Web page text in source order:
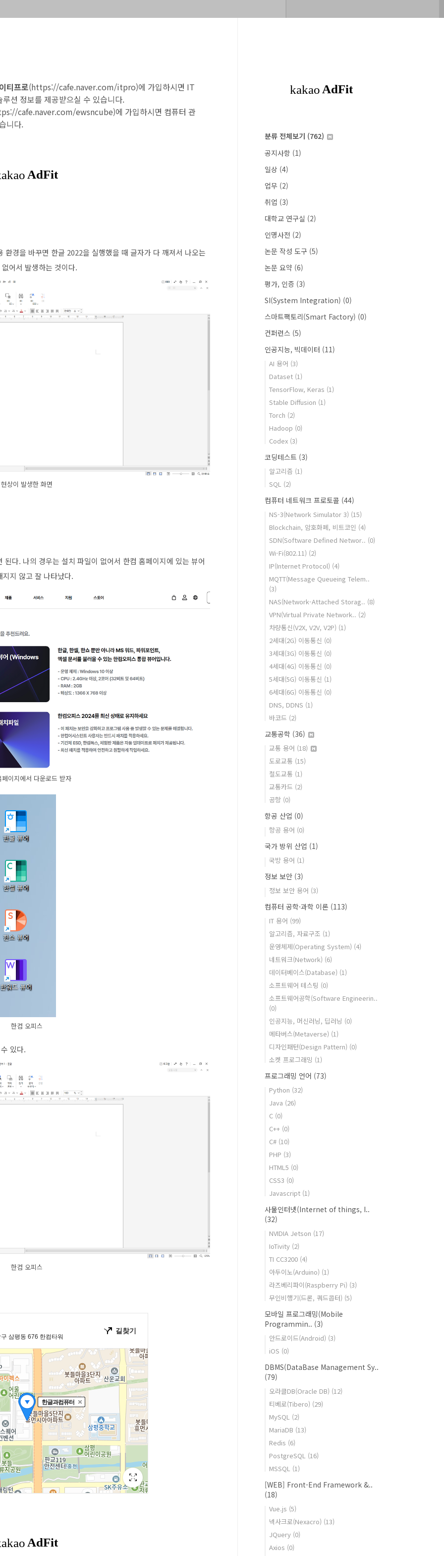
티프로(https://cafe.naver.com/itpro)에 가입하시면 IT
션 정보를 제공받으실 수 있습니다.
cafe.naver.com/ewsncube)에 가입하시면 컴퓨터 관
니다.
경을 바꾸면 한글 2022을 실행했을 때 글자가 다 깨져서 나오는
어서 발생하는 것이다.
현상이 발생한 화면
다. 나의 경우는 설치 파일이 없어서 한컴 홈페이지에 있는 뷰어
지 않고 잘 나타났다.
이지에서 다운로드 받자
한컴 오피스
있다.
한컴 오피스
분류 전체보기 (762)
공지사항 (1)
일상 (4)
업무 (2)
취업 (3)
대학교 연구실 (2)
인명사전 (2)
논문 작성 도구 (5)
논문 요약 (6)
평가, 인증 (3)
SI(System Integration) (0)
스마트팩토리(Smart Factory) (0)
컨퍼런스 (5)
인공지능, 빅데이터 (11)
AI 용어 (3)
Dataset (1)
TensorFlow, Keras (1)
Stable Diffusion (1)
Torch (2)
Hadoop (0)
Codex (3)
코딩테스트 (3)
알고리즘 (1)
SQL (2)
컴퓨터 네트워크 프로토콜 (44)
NS-3(Network Simulator 3) (15)
Blockchain, 암호화폐, 비트코인 (4)
SDN(Software Defined Networ.. (0)
Wi-Fi(802.11) (2)
IP(Internet Protocol) (4)
MQTT(Message Queueing Telem..
(3)
NAS(Network-Attached Storag.. (8)
VPN(Virtual Private Network.. (2)
차량통신(V2X, V2V, V2P) (1)
2세대(2G) 이동통신 (0)
3세대(3G) 이동통신 (0)
4세대(4G) 이동통신 (0)
5세대(5G) 이동통신 (1)
6세대(6G) 이동통신 (0)
DNS, DDNS (1)
바코드 (2)
교통공학 (36)
교통 용어 (18)
도로교통 (15)
철도교통 (1)
교통카드 (2)
공항 (0)
항공 산업 (0)
항공 용어 (0)
국가 방위 산업 (1)
국방 용어 (1)
정보 보안 (3)
정보 보안 용어 (3)
컴퓨터 공학·과학 이론 (113)
IT 용어 (99)
알고리즘, 자료구조 (1)
운영체제(Operating System) (4)
네트워크(Network) (6)
데이터베이스(Database) (1)
소프트웨어 테스팅 (0)
소프트웨어공학(Software Engineerin..
(0)
인공지능, 머신러닝, 딥러닝 (0)
메타버스(Metaverse) (1)
디자인패턴(Design Pattern) (0)
소켓 프로그래밍 (1)
프로그래밍 언어 (73)
Python (32)
Java (26)
C (0)
C++ (0)
C# (10)
PHP (3)
HTML5 (0)
CSS3 (0)
Javascript (1)
사물인터넷(Internet of things, I..
(32)
NVIDIA Jetson (17)
IoTivity (2)
TI CC3200 (4)
아두이노(Arduino) (1)
라즈베리파이(Raspberry Pi) (3)
무인비행기(드론, 쿼드콥터) (5)
모바일 프로그래밍(Mobile
Programmin.. (3)
안드로이드(Android) (3)
iOS (0)
DBMS(DataBase Management Sy..
(79)
오라클DB(Oracle DB) (12)
티베로(Tibero) (29)
MySQL (2)
MariaDB (13)
Redis (6)
PostgreSQL (16)
MSSQL (1)
[WEB] Front-End Framework &..
(18)
Vue.js (5)
넥사크로(Nexacro) (13)
JQuery (0)
Axios (0)